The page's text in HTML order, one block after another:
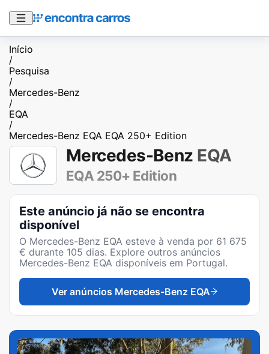
Início
/
Pesquisa
/
Mercedes-Benz
/
EQA
/
Mercedes-Benz EQA EQA 250+ Edition
Mercedes-Benz EQA
EQA 250+ Edition
Este anúncio já não se encontra
disponível
O Mercedes-Benz EQA esteve à venda por 61 675
€ durante 105 dias. Explore outros anúncios
Mercedes-Benz EQA disponíveis em Portugal.
Ver anúncios Mercedes-Benz EQA